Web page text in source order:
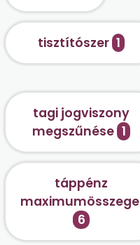
tisztítószer 1
tagi jogviszony
megszűnése 1
táppénz
maximumösszege
6